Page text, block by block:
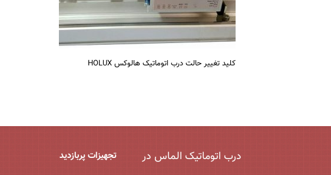
کلید تغییر حالت درب اتوماتیک هالوکس HOLUX
درب اتوماتیک الماس در تجهیزات پربازدید